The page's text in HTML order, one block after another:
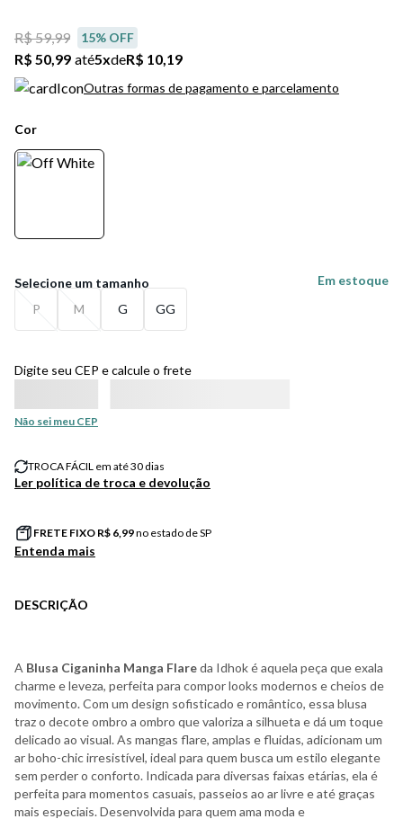
R$ 59,99 15% OFF
R$ 50,99 até5xdeR$ 10,19
Outras formas de pagamento e parcelamento
Cor
P M G GG
Em estoque
Digite seu CEP e calcule o frete
Não sei meu CEP
TROCA FÁCIL em até 30 dias
Ler política de troca e devolução
FRETE FIXO R$ 6,99no estado de SP
Entenda mais
DESCRIÇÃO
A Blusa Ciganinha Manga Flareda Idhok é aquela peça que exala
charme e leveza, perfeita para compor looks modernos e cheios de
movimento. Com um design sofisticado e romântico, essa blusa
traz o decote ombro a ombro que valoriza a silhueta e dá um toque
delicado ao visual. As mangas flare, amplas e fluidas, adicionam um
ar boho-chic irresistível, ideal para quem busca um estilo elegante
sem perder o conforto. Indicada para diversas faixas etárias, ela é
perfeita para momentos casuais, passeios ao ar livre e até graças
mais especiais. Desenvolvida para quem ama moda e